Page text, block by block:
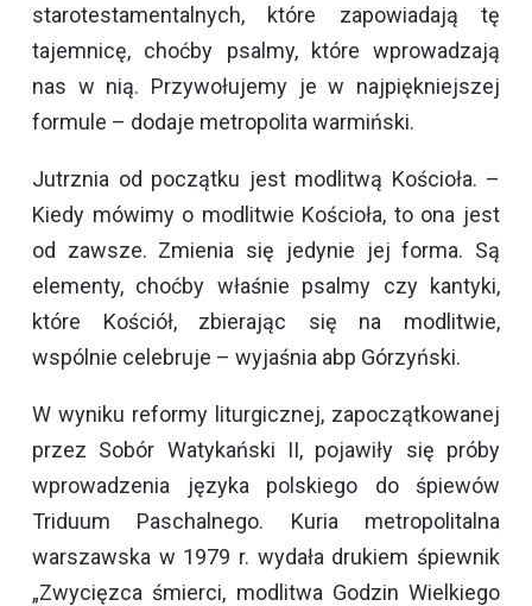
starotestamentalnych, które zapowiadają tę
tajemnicę, choćby psalmy, które wprowadzają
nas w nią. Przywołujemy je w najpiękniejszej
formule – dodaje metropolita warmiński.
Jutrznia od początku jest modlitwą Kościoła. –
Kiedy mówimy o modlitwie Kościoła, to ona jest
od zawsze. Zmienia się jedynie jej forma. Są
elementy, choćby właśnie psalmy czy kantyki,
które Kościół, zbierając się na modlitwie,
wspólnie celebruje – wyjaśnia abp Górzyński.
W wyniku reformy liturgicznej, zapoczątkowanej
przez Sobór Watykański II, pojawiły się próby
wprowadzenia języka polskiego do śpiewów
Triduum Paschalnego. Kuria metropolitalna
warszawska w 1979 r. wydała drukiem śpiewnik
„Zwycięzca śmierci, modlitwa Godzin Wielkiego